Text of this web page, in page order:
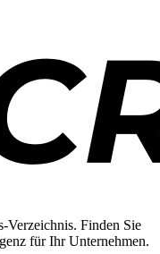
Verzeichnis. Finden Sie
für Ihr Unternehmen.